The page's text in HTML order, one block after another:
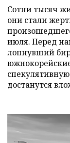
Сотни тысяч
они стали
июля. Перед
лопнувший
достанутся